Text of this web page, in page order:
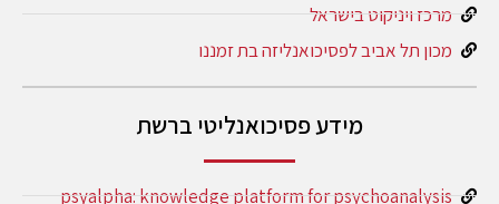
מרכז ויניקוט בישראל
מכון תל אביב לפסיכואנליזה בת זמננו
מידע פסיכואנליטי ברשת
psyalpha: knowledge platform for psychoanalysis